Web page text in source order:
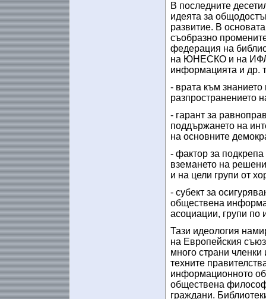
В последните
идеята за
развитие. В
съобразно
федерация на
на ЮНЕСКО и на
информацията и др.
- врата към
разпространението
- гарант за
поддържането на
на основните
- фактор за
вземането на
и на цели групи от
- субект за
обществена
асоциации, групи по
Тази идеология
на Европейския
много страни
техните
информационното
обществена
граждани.